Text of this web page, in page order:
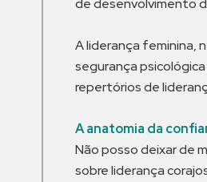
de desenvolvimento
A liderança feminina,
segurança
repertórios de
A anatomia da
Não posso deixar de
sobre liderança